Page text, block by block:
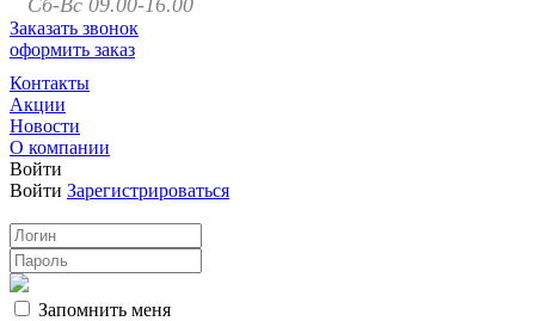
Сб-Вс 09.00-16.00
Заказать звонок
оформить заказ
Контакты
Акции
Новости
О компании
Войти
Войти Зарегистрироваться
Запомнить меня